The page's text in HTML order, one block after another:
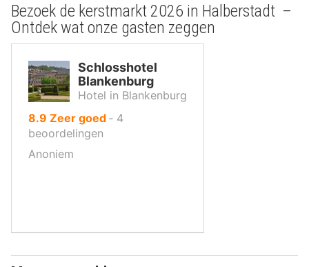
Bezoek de kerstmarkt 2026 in Halberstadt –
Ontdek wat onze gasten zeggen
Schlosshotel
Blankenburg
Hotel in Blankenburg
8.9 uit
10
Zeer goed ‐ 4
beoordelingen
Anoniem